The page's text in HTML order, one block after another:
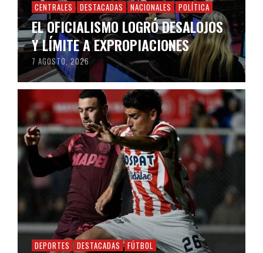
CENTRALES DESTACADAS NACIONALES POLÍTICA
EL OFICIALISMO LOGRÓ DESALOJOS
Y LÍMITE A EXPROPIACIONES
7 AGOSTO, 2026
DEPORTES DESTACADAS FÚTBOL